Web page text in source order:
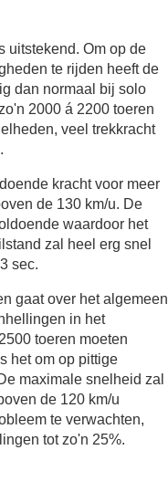
uitstekend. Om op de
te rijden heeft de
dan normaal bij solo
2000 á 2200 toeren
veel trekkracht
kracht voor meer
de 130 km/u. De
waardoor het
zal heel erg snel
sec.
gaat over het algemeen
in het
toeren moeten
het om op pittige
maximale snelheid zal
de 120 km/u
te verwachten,
tot zo'n 25%.